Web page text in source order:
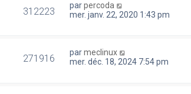
312223 parpercoda
mer. janv. 22, 2020 1:43 pm
271916 parmeclinux
mer. déc. 18, 2024 7:54 pm